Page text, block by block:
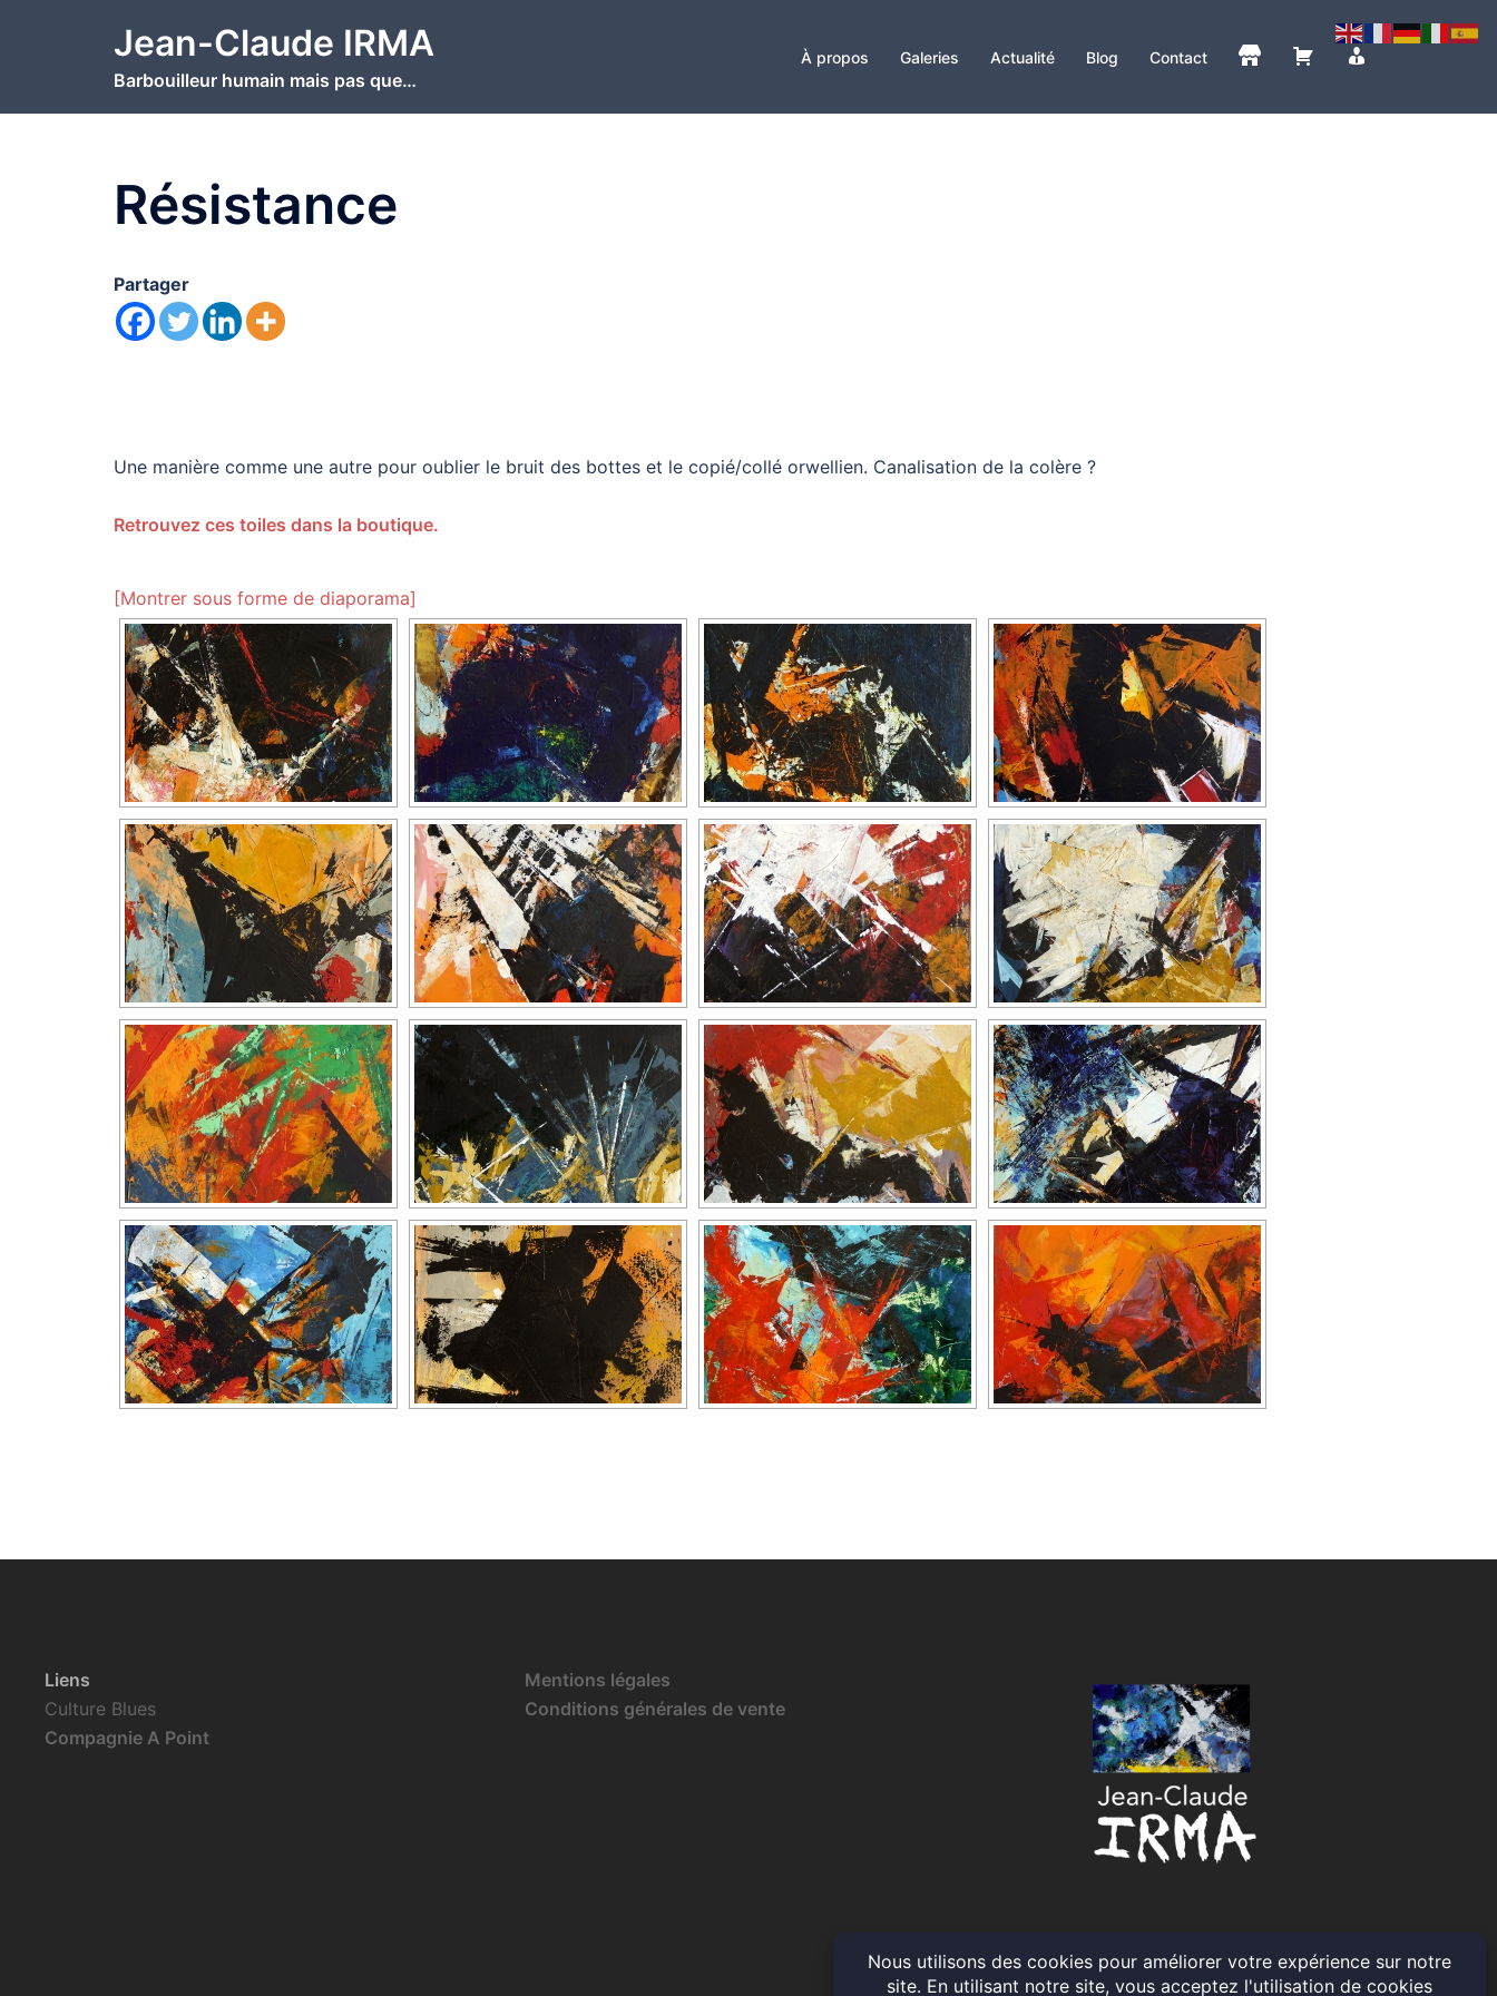
Jean-Claude IRMA
Barbouilleur humain mais pas que…
À propos Galeries Actualité Blog Contact
Résistance
Partager
Une manière comme une autre pour oublier le bruit des bottes et le copié/collé orwellien. Canalisation de la colère ?
Retrouvez ces toiles dans la boutique.
[Montrer sous forme de diaporama]
Liens
Culture Blues
Compagnie A Point
Mentions légales
Conditions générales de vente